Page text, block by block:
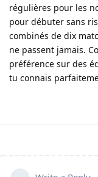
régulières pour les
pour débuter sans
combinés de dix
ne passent jamais.
préférence sur des
tu connais